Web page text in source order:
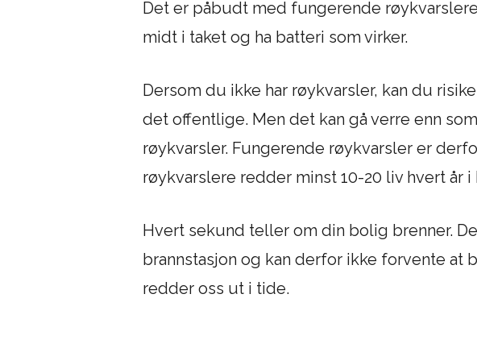
Det er påbudt med fungerende
midt i taket og ha batteri som virker.
Dersom du ikke har røykvarsler, kan du
det offentlige. Men det kan gå verre enn
røykvarsler. Fungerende røykvarsler er
røykvarslere redder minst 10-20 liv hvert år i
Hvert sekund teller om din bolig brenner.
brannstasjon og kan derfor ikke forvente at
redder oss ut i tide.